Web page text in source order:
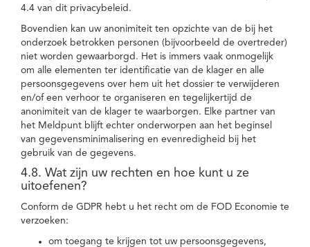
4.4 van dit privacybeleid.
Bovendien kan uw anonimiteit ten opzichte van de bij het
onderzoek betrokken personen (bijvoorbeeld de overtreder)
niet worden gewaarborgd. Het is immers vaak onmogelijk
om alle elementen ter identificatie van de klager en alle
persoonsgegevens over hem uit het dossier te verwijderen
en/of een verhoor te organiseren en tegelijkertijd de
anonimiteit van de klager te waarborgen. Elke partner van
het Meldpunt blijft echter onderworpen aan het beginsel
van gegevensminimalisering en evenredigheid bij het
gebruik van de gegevens.
4.8. Wat zijn uw rechten en hoe kunt u ze
uitoefenen?
Conform de GDPR hebt u het recht om de FOD Economie te
verzoeken:
om toegang te krijgen tot uw persoonsgegevens,